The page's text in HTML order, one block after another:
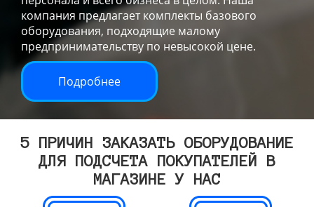
компания предлагает комплекты базового
оборудования, подходящие малому
предпринимательству по невысокой цене.
Подробнее
5 ПРИЧИН ЗАКАЗАТЬ ОБОРУДОВАНИЕ
ДЛЯ ПОДСЧЕТА ПОКУПАТЕЛЕЙ В
МАГАЗИНЕ У НАС